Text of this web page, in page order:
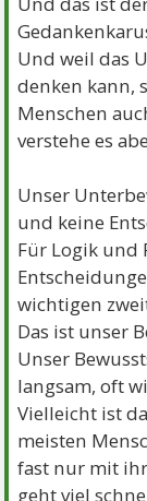
Und weil das
denken kann,
Menschen
verstehe es
Unser
und keine
Für Logik und
wichtigen
Das ist unser
Unser
langsam, oft
Vielleicht ist
meisten
fast nur mit
geht viel